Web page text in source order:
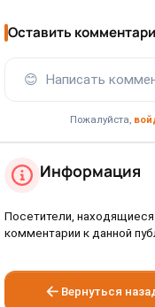
Оставить
😊 Написать
Пожалуйста,
Информация
Посетители, находящиеся
комментарии к данной
Вернуться